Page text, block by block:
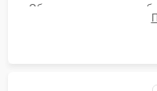
Обязательная очистка
печати от